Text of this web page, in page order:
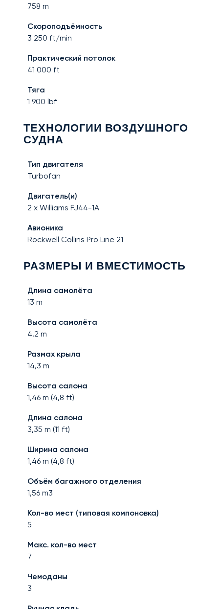
758 m
Скороподъёмность
3 250 ft/min
Практический потолок
41 000 ft
Тяга
1 900 lbf
ТЕХНОЛОГИИ ВОЗДУШНОГО
СУДНА
Тип двигателя
Turbofan
Двигатель(и)
2 x Williams FJ44-1A
Авионика
Rockwell Collins Pro Line 21
РАЗМЕРЫ И ВМЕСТИМОСТЬ
Длина самолёта
13 m
Высота самолёта
4,2 m
Размах крыла
14,3 m
Высота салона
1,46 m (4,8 ft)
Длина салона
3,35 m (11 ft)
Ширина салона
1,46 m (4,8 ft)
Объём багажного отделения
1,56 m3
Кол-во мест (типовая компоновка)
5
Макс. кол-во мест
7
Чемоданы
3